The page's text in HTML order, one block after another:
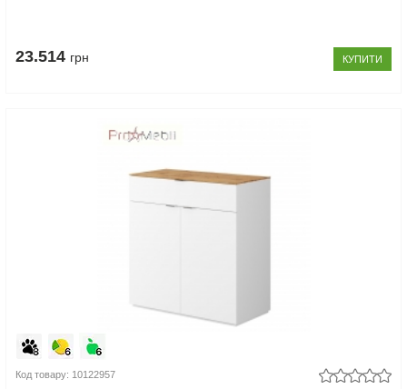
23.514 грн КУПИТИ
Код товару: 10122957